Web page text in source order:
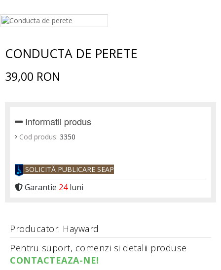
CONDUCTA DE PERETE
39,00 RON
Informatii produs
Cod produs: 3350
SOLICITĂ PUBLICARE SEAP
Garantie 24luni
Producator: Hayward
Pentru suport, comenzi si detalii produse
CONTACTEAZA-NE!